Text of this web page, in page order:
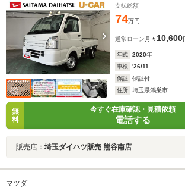
支払総額
74万円
通常ローン 月々 10,600
年式 2020年
車検
'26/11
保証
保証付
住所
埼玉県鴻巣市
無
料
今すぐ在庫確認・見積依頼
電話する
販売店： 埼玉ダイハツ販売 熊谷南店
マツダ